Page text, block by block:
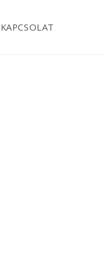
KAPCSOLAT